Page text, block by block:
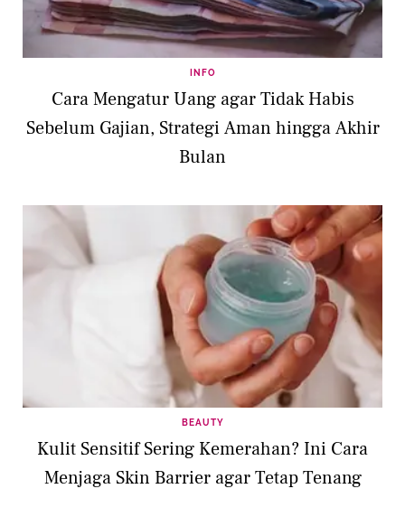
INFO
Cara Mengatur Uang agar Tidak Habis
Sebelum Gajian, Strategi Aman hingga Akhir
Bulan
BEAUTY
Kulit Sensitif Sering Kemerahan? Ini Cara
Menjaga Skin Barrier agar Tetap Tenang